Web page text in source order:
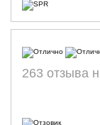
263 отзыва